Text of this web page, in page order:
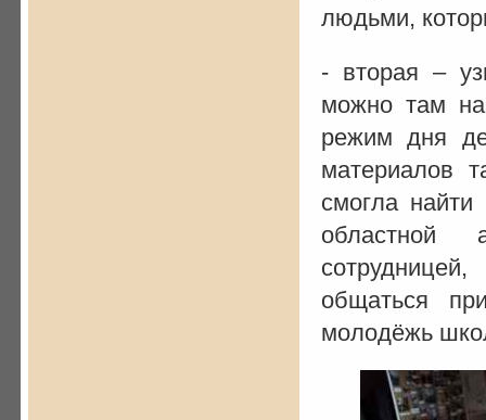
людьми,
- вторая –
можно там
режим дня
материалов
смогла
областной
общаться
молодёжь